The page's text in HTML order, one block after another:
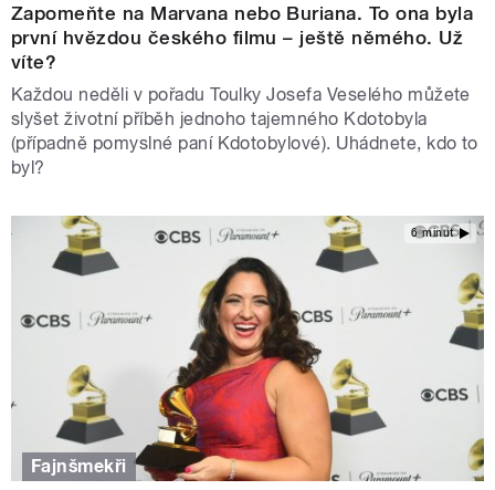
Zapomeňte na Marvana nebo Buriana. To ona byla
první hvězdou českého filmu – ještě němého. Už
víte?
Každou neděli v pořadu Toulky Josefa Veselého můžete
slyšet životní příběh jednoho tajemného Kdotobyla
(případně pomyslné paní Kdotobylové). Uhádnete, kdo to
byl?
6 minut
Fajnšmekři